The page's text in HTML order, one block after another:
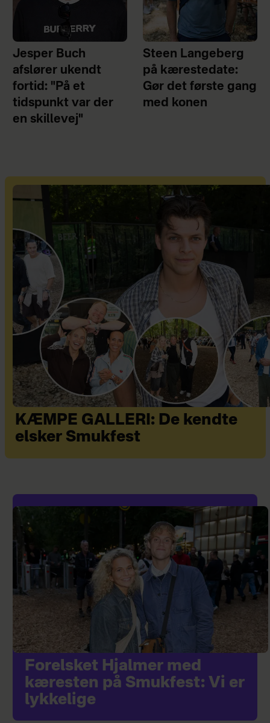
Jesper Buch
afslører ukendt
fortid: "På et
tidspunkt var der
en skillevej"
Steen Langeberg
på kærestedate:
Gør det første gang
med konen
KÆMPE GALLERI: De kendte
elsker Smukfest
Forelsket Hjalmer med
kæresten på Smukfest: Vi er
lykkelige